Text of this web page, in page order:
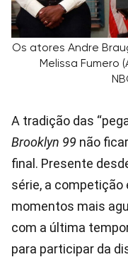
Os atores Andre
Melissa Fumero
A tradição das
Brooklyn 99 não
final. Presente
série, a
momentos mais
com a última
para participar da